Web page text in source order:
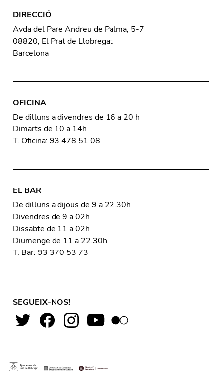
DIRECCIÓ
Avda del Pare Andreu de Palma, 5-7
08820, El Prat de Llobregat
Barcelona
OFICINA
De dilluns a divendres de 16 a 20 h
Dimarts de 10 a 14h
T. Oficina: 93 478 51 08
EL BAR
De dilluns a dijous de 9 a 22.30h
Divendres de 9 a 02h
Dissabte de 11 a 02h
Diumenge de 11 a 22.30h
T. Bar: 93 370 53 73
SEGUEIX-NOS!